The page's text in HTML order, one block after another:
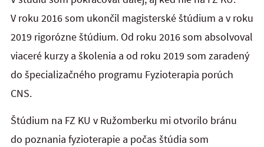
V roku 2016 som ukončil magisterské štúdium a v roku
2019 rigorózne štúdium. Od roku 2016 som absolvoval
viaceré kurzy a školenia a od roku 2019 som zaradený
do špecializačného programu Fyzioterapia porúch
CNS.
Štúdium na FZ KU v Ružomberku mi otvorilo bránu
do poznania fyzioterapie a počas štúdia som